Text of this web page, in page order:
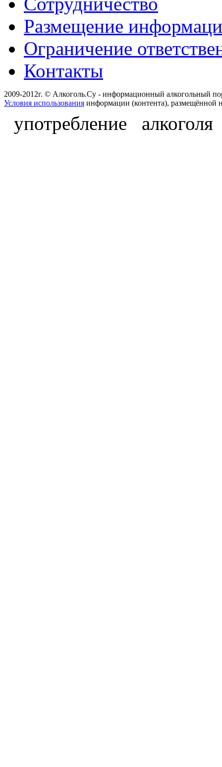
Размещение
Ограничение
Контакты
2009-2012г. © Алкоголь.Су - информационный алкогольный
Условия использования информации (контента), размещённой
употребление